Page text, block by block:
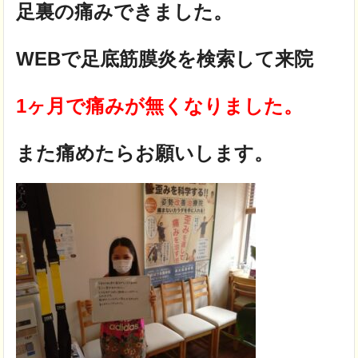
足裏の痛みできました。
WEBで足底筋膜炎を検索して来院
1ヶ月で痛みが無くなりました。
また痛めたらお願いします。